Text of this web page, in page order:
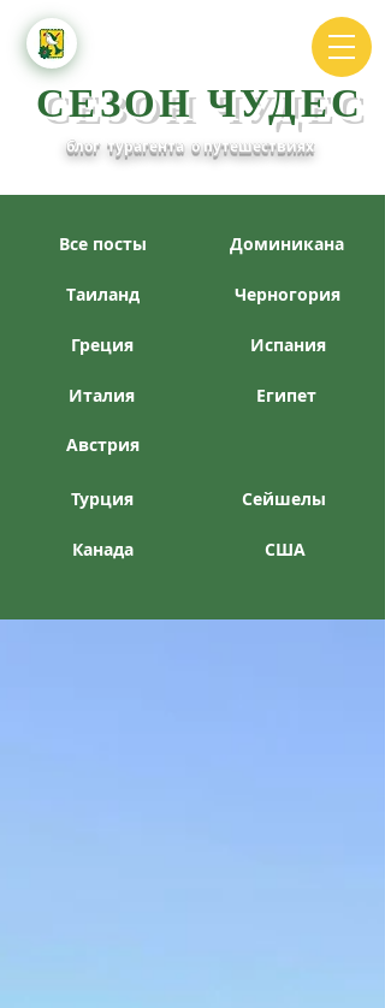
СЕЗОН ЧУДЕС
блог турагента о путешествиях
Все посты
Таиланд
Греция
Италия
Австрия
Доминикана
Черногория
Испания
Египет
Турция
Канада
Сейшелы
США